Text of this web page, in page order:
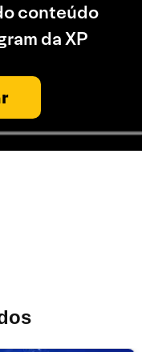
conteúdo
da XP